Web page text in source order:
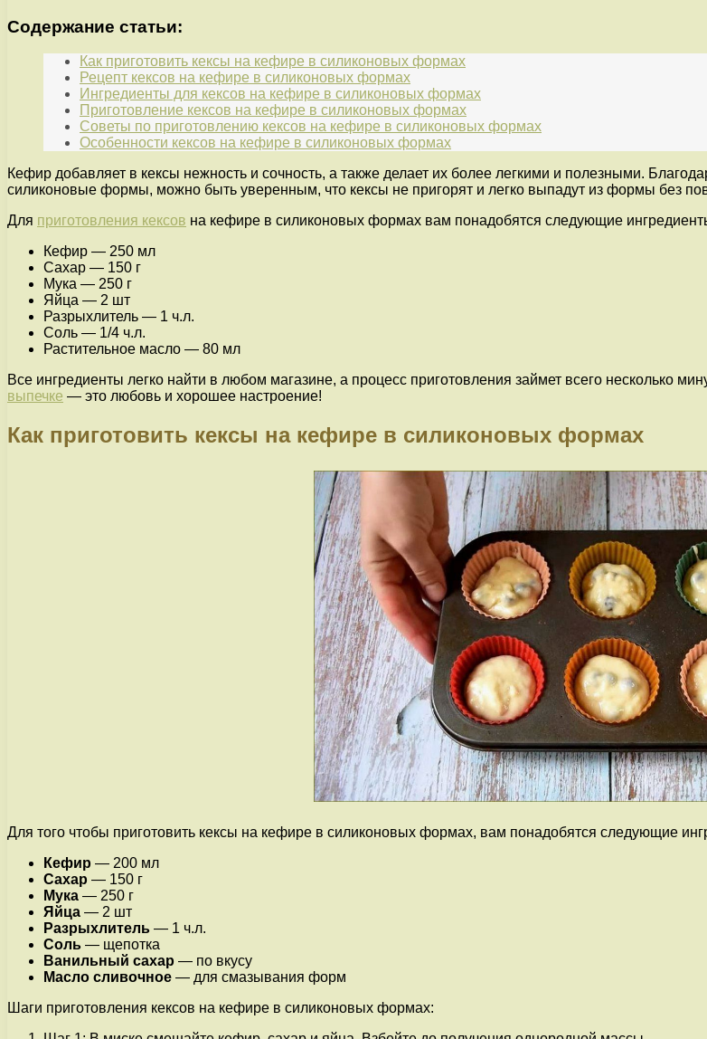
Содержание статьи:
Как приготовить кексы на кефире в силиконовых формах
Рецепт кексов на кефире в силиконовых формах
Ингредиенты для кексов на кефире в силиконовых формах
Приготовление кексов на кефире в силиконовых формах
Советы по приготовлению кексов на кефире в силиконовых формах
Особенности кексов на кефире в силиконовых формах
Кефир добавляет в кексы нежность и сочность, а также делает их более легкими и полезными.
силиконовые формы, можно быть уверенным, что кексы не пригорят и легко выпадут из формы без
Для приготовления кексов на кефире в силиконовых формах вам понадобятся следующие
Кефир — 250 мл
Сахар — 150 г
Мука — 250 г
Яйца — 2 шт
Разрыхлитель — 1 ч.л.
Соль — 1/4 ч.л.
Растительное масло — 80 мл
Все ингредиенты легко найти в любом магазине, а процесс приготовления займет всего несколько
выпечке — это любовь и хорошее настроение!
Как приготовить кексы на кефире в силиконовых формах
Для того чтобы приготовить кексы на кефире в силиконовых формах, вам понадобятся следующие
Кефир — 200 мл
Сахар — 150 г
Мука — 250 г
Яйца — 2 шт
Разрыхлитель — 1 ч.л.
Соль — щепотка
Ванильный сахар — по вкусу
Масло сливочное — для смазывания форм
Шаги приготовления кексов на кефире в силиконовых формах: